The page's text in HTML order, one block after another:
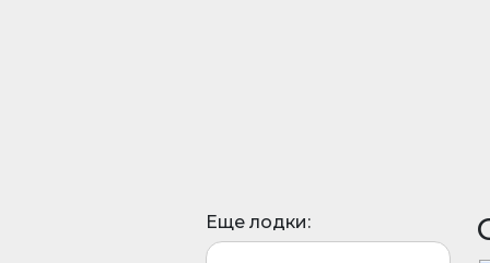
Еще лодки: